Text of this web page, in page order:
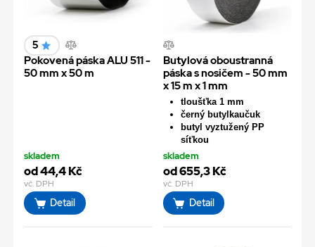
5
Pokovená páska ALU 511 -
50 mm x 50 m
skladem
od 44,4 Kč
vč. DPH
Detail
Butylová oboustranná
páska s nosičem - 50 mm
x 15 m x 1 mm
tloušťka 1 mm
černý butylkaučuk
butyl vyztužený PP
síťkou
skladem
od 655,3 Kč
vč. DPH
Detail